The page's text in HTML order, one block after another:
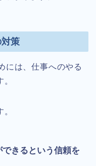
策
には、仕事へのやる
きるという信頼を